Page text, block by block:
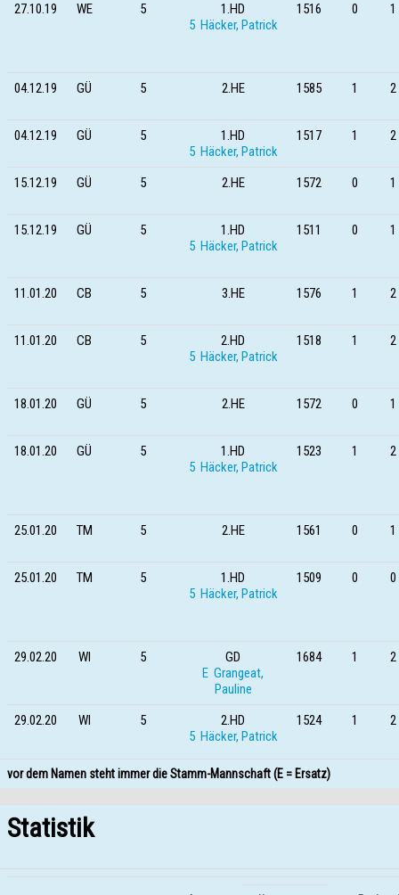
27.10.19 WE 5
1.HD
5 Häcker, Patrick
1516 0 1
04.12.19 GÜ 5 2.HE 1585 1 2
04.12.19 GÜ 5
1.HD
5 Häcker, Patrick
1517 1 2
15.12.19 GÜ 5 2.HE 1572 0 1
15.12.19 GÜ 5
1.HD
5 Häcker, Patrick
1511 0 1
11.01.20 CB 5 3.HE 1576 1 2
11.01.20 CB 5
2.HD
5 Häcker, Patrick
1518 1 2
18.01.20 GÜ 5 2.HE 1572 0 1
18.01.20 GÜ 5
1.HD
5 Häcker, Patrick
1523 1 2
25.01.20 TM 5 2.HE 1561 0 1
25.01.20 TM 5
1.HD
5 Häcker, Patrick
1509 0 0
29.02.20 WI 5
GD
E Grangeat,
Pauline
1684 1 2
29.02.20 WI 5
2.HD
5 Häcker, Patrick
1524 1 2
vor dem Namen steht immer die Stamm-Mannschaft (E = Ersatz)
Statistik